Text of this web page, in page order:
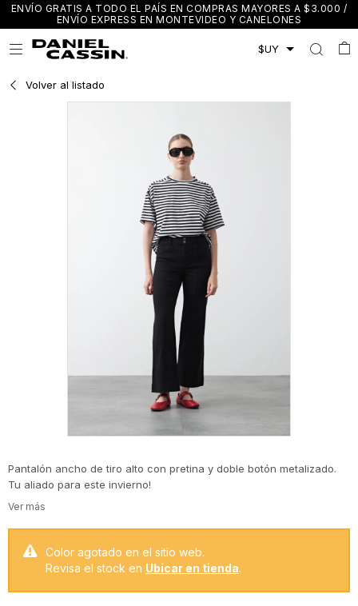
ENVÍO GRATIS A TODO EL PAÍS EN COMPRAS MAYORES A $3.000 /
ENVÍO EXPRESS EN MONTEVIDEO Y CANELONES

Volver al listado
Pantalón ancho de tiro alto con pretina y doble botón metalizado.
Tu aliado para este invierno!
Color agotado en el sitio web.
Revisa el stock en Ubicar en tienda.